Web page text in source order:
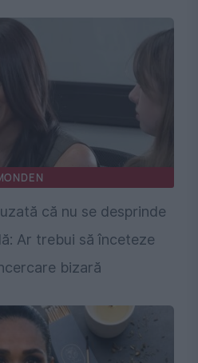
că nu se desprinde
Ar trebui să înceteze
bizară